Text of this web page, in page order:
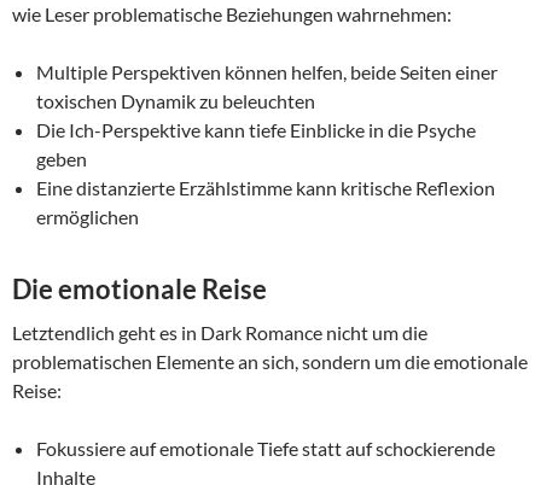
wie Leser problematische Beziehungen wahrnehmen:
Multiple Perspektiven können helfen, beide Seiten einer
toxischen Dynamik zu beleuchten
Die Ich-Perspektive kann tiefe Einblicke in die Psyche
geben
Eine distanzierte Erzählstimme kann kritische Reflexion
ermöglichen
Die emotionale Reise
Letztendlich geht es in Dark Romance nicht um die
problematischen Elemente an sich, sondern um die emotionale
Reise:
Fokussiere auf emotionale Tiefe statt auf schockierende
Inhalte